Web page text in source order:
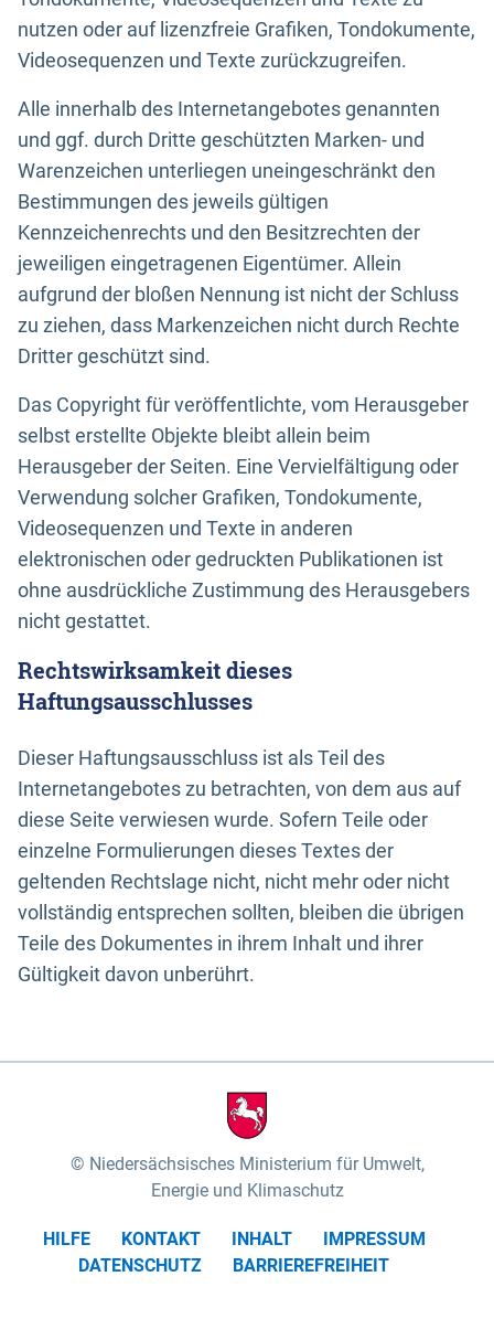
nutzen oder auf lizenzfreie Grafiken, Tondokumente,
Videosequenzen und Texte zurückzugreifen.
Alle innerhalb des Internetangebotes genannten
und ggf. durch Dritte geschützten Marken- und
Warenzeichen unterliegen uneingeschränkt den
Bestimmungen des jeweils gültigen
Kennzeichenrechts und den Besitzrechten der
jeweiligen eingetragenen Eigentümer. Allein
aufgrund der bloßen Nennung ist nicht der Schluss
zu ziehen, dass Markenzeichen nicht durch Rechte
Dritter geschützt sind.
Das Copyright für veröffentlichte, vom Herausgeber
selbst erstellte Objekte bleibt allein beim
Herausgeber der Seiten. Eine Vervielfältigung oder
Verwendung solcher Grafiken, Tondokumente,
Videosequenzen und Texte in anderen
elektronischen oder gedruckten Publikationen ist
ohne ausdrückliche Zustimmung des Herausgebers
nicht gestattet.
Rechtswirksamkeit dieses
Haftungsausschlusses
Dieser Haftungsausschluss ist als Teil des
Internetangebotes zu betrachten, von dem aus auf
diese Seite verwiesen wurde. Sofern Teile oder
einzelne Formulierungen dieses Textes der
geltenden Rechtslage nicht, nicht mehr oder nicht
vollständig entsprechen sollten, bleiben die übrigen
Teile des Dokumentes in ihrem Inhalt und ihrer
Gültigkeit davon unberührt.
Niedersächsisches Ministerium für Umwelt,
Energie und Klimaschutz
HILFE KONTAKT INHALT
IMPRESSUM
DATENSCHUTZ
BARRIEREFREIHEIT